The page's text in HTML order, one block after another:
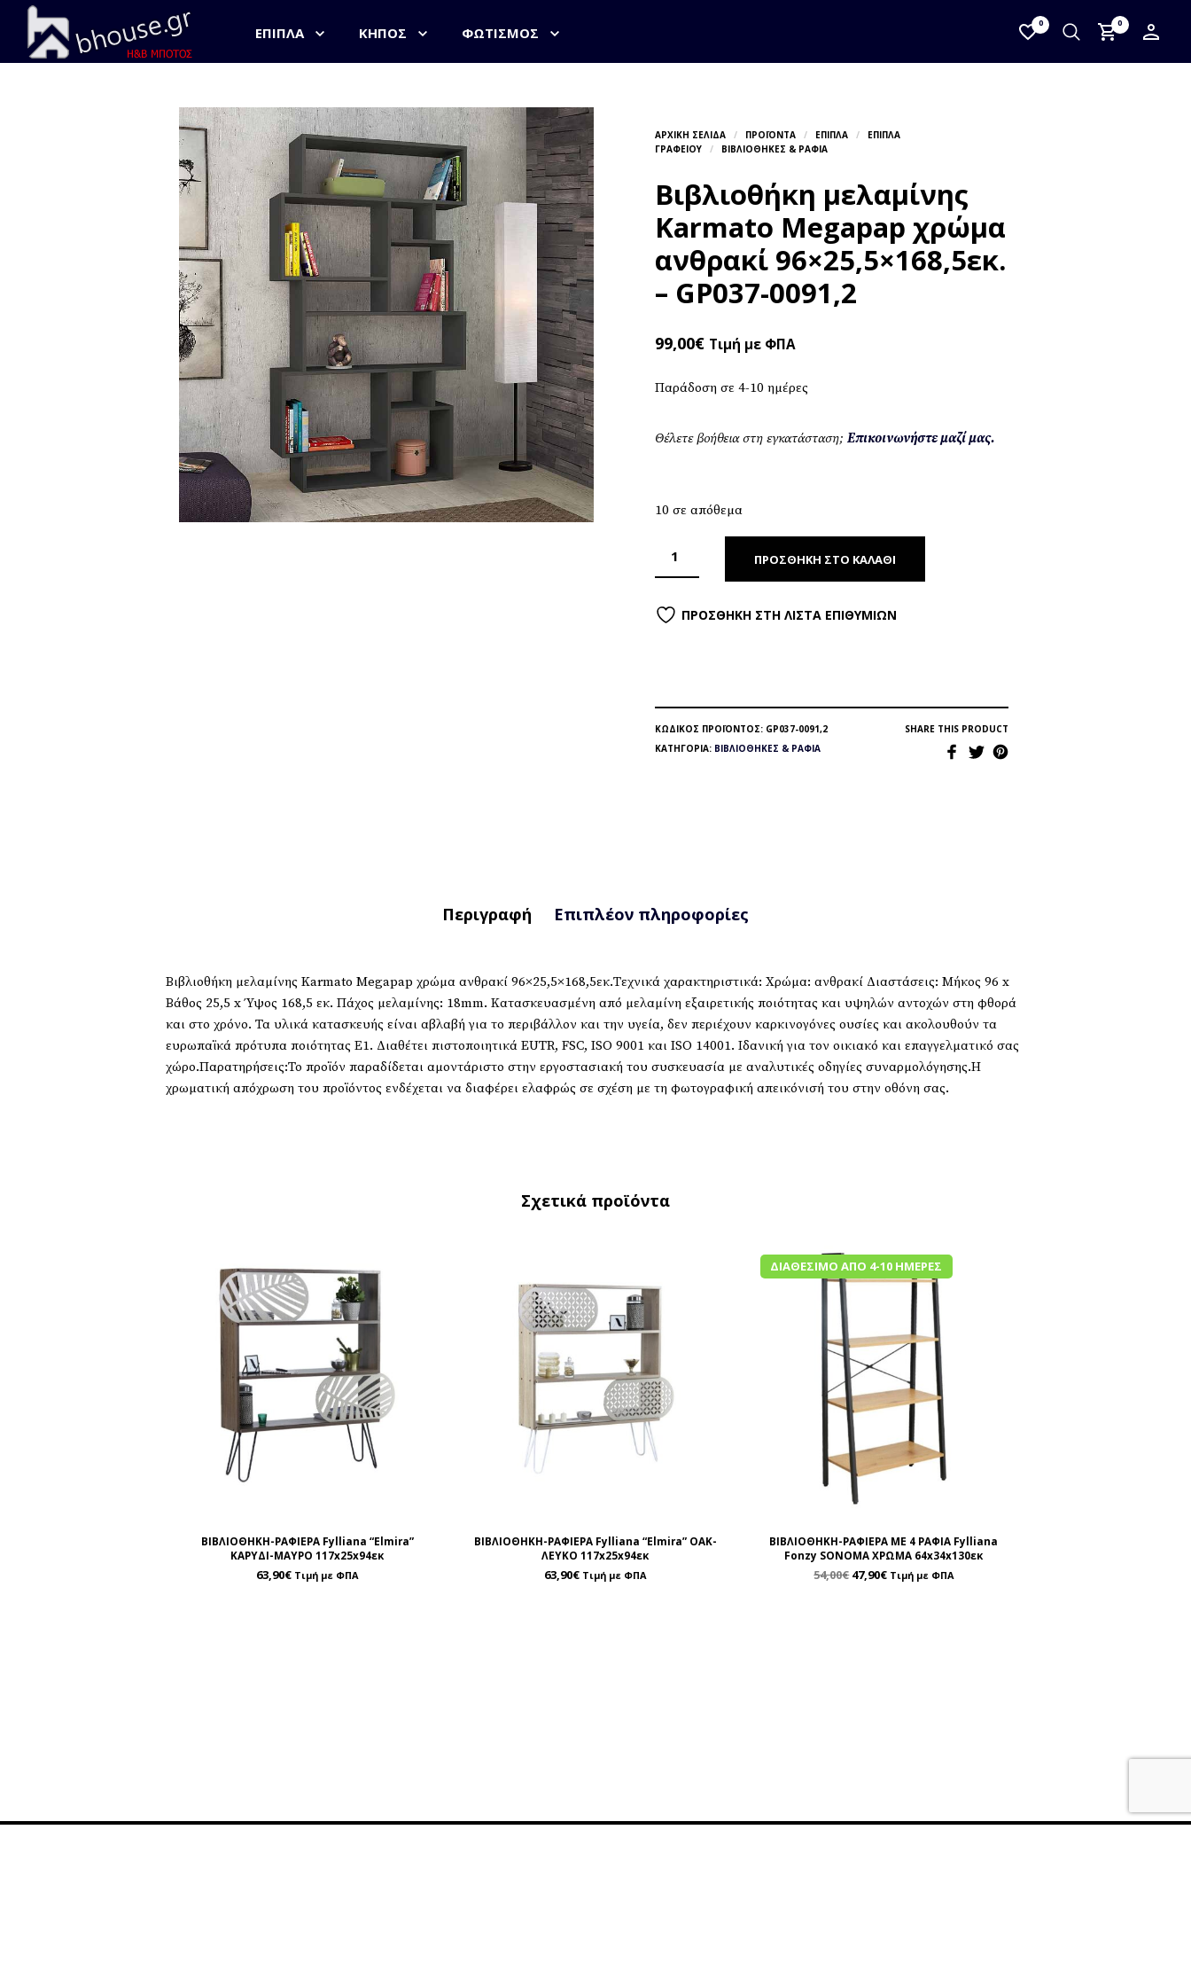
ΈΠΙΠΛΑ ΚΉΠΟΣ ΦΩΤΙΣΜΌΣ
0 0
Βιβλιοθήκη μελαμίνης
Karmato Megapap χρώμα
ανθρακί 96×25,5×168,5εκ.
– GP037-0091,2
99,00€ Τιμή με ΦΠΑ
Παράδοση σε 4-10 ημέρες
Θέλετε βοήθεια στη εγκατάσταση; Επικοινωνήστε μαζί μας.
10 σε απόθεμα
ΠΡΟΣΘΉΚΗ ΣΤΟ ΚΑΛΆΘΙ
ΠΡΟΣΘΉΚΗ ΣΤΗ ΛΊΣΤΑ ΕΠΙΘΥΜΙΏΝ
ΚΩΔΙΚΌΣ ΠΡΟΪΌΝΤΟΣ: GP037-0091,2
ΚΑΤΗΓΟΡΊΑ: ΒΙΒΛΙΟΘΉΚΕΣ & ΡΆΦΙΑ
SHARE THIS PRODUCT
Περιγραφή Επιπλέον πληροφορίες
Βιβλιοθήκη μελαμίνης Karmato Megapap χρώμα ανθρακί 96×25,5×168,5εκ.Τεχνικά χαρακτηριστικά: Χρώμα: ανθρακί Διαστάσεις: Μήκος 96 x
Βάθος 25,5 x Ύψος 168,5 εκ. Πάχος μελαμίνης: 18mm. Κατασκευασμένη από μελαμίνη εξαιρετικής ποιότητας και υψηλών αντοχών στη φθορά
και στο χρόνο. Τα υλικά κατασκευής είναι αβλαβή για το περιβάλλον και την υγεία, δεν περιέχουν καρκινογόνες ουσίες και ακολουθούν τα
ευρωπαϊκά πρότυπα ποιότητας Ε1. Διαθέτει πιστοποιητικά EUTR, FSC, ISO 9001 και ISO 14001. Ιδανική για τον οικιακό και επαγγελματικό σας
χώρο.Παρατηρήσεις:Το προϊόν παραδίδεται αμοντάριστο στην εργοστασιακή του συσκευασία με αναλυτικές οδηγίες συναρμολόγησης.Η
χρωματική απόχρωση του προϊόντος ενδέχεται να διαφέρει ελαφρώς σε σχέση με τη φωτογραφική απεικόνισή του στην οθόνη σας.
Σχετικά προϊόντα
ΒΙΒΛΙΟΘΗΚΗ-ΡΑΦΙΕΡΑ Fylliana “Elmira”
ΚΑΡΥΔΙ-ΜΑΥΡΟ 117x25x94εκ
63,90€ Τιμή με ΦΠΑ
ΒΙΒΛΙΟΘΗΚΗ-ΡΑΦΙΕΡΑ Fylliana “Elmira” ΟΑΚ-
ΛΕΥΚΟ 117x25x94εκ
63,90€ Τιμή με ΦΠΑ
ΔΙΑΘΈΣΙΜΟ ΑΠΌ 4-10 ΗΜΈΡΕΣ
ΒΙΒΛΙΟΘΗΚΗ-ΡΑΦΙΕΡΑ ΜΕ 4 ΡΑΦΙΑ Fylliana
Fonzy SONOMA ΧΡΩΜΑ 64x34x130εκ
54,00€ 47,90€ Τιμή με ΦΠΑ